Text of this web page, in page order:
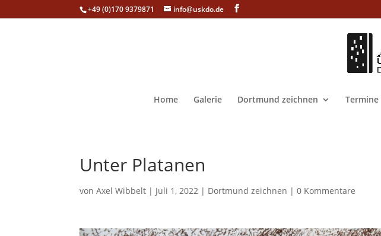
+49 (0)170 9379871 info@uskdo.de
Home Galerie Dortmund zeichnen Termine
Unter Platanen
vonAxel Wibbelt | Juli 1, 2022 | Dortmund zeichnen |0 Kommentare